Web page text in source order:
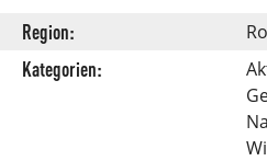
Region:
Kategorien: